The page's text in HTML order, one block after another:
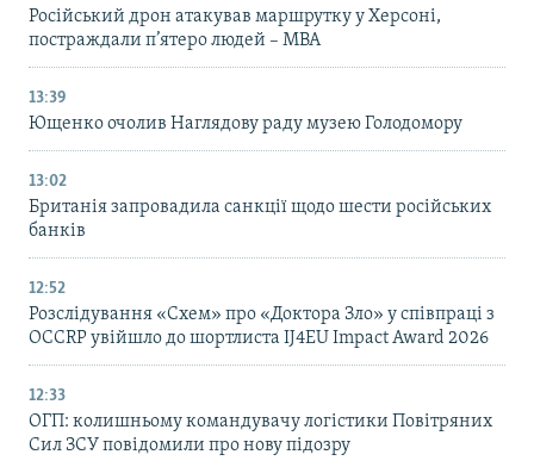
Російський дрон атакував маршрутку у Херсоні,
постраждали п’ятеро людей – МВА
13:39
Ющенко очолив Наглядову раду музею Голодомору
13:02
Британія запровадила санкції щодо шести російських
банків
12:52
Розслідування «Схем» про «Доктора Зло» у співпраці з
OCCRP увійшло до шортлиста IJ4EU Impact Award 2026
12:33
ОГП: колишньому командувачу логістики Повітряних
Сил ЗСУ повідомили про нову підозру